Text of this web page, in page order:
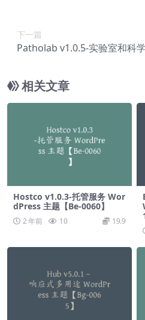
下一篇
Patholab v1.0.5-实验室和科
相关文章
Hostco v1.0.3-托管服务 Wor
dPress 主题【Be-0060】
2 年前 10 19.9